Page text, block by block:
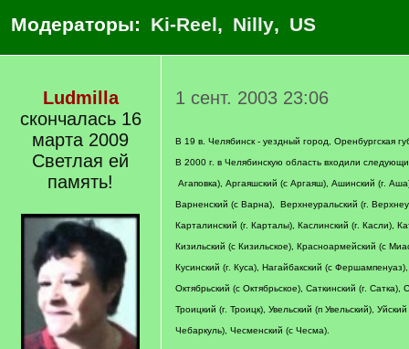
Модераторы: Ki-Reel, Nilly, US
Ludmilla
скончалась 16
марта 2009
Светлая ей
память!
1 сент. 2003 23:06
В 19 в. Челябинск - уездный город, Оренбургская
В 2000 г. в Челябинскую область входили
Агаповка), Аргаяшский (с Аргаяш), Ашинский (г.
Варненский (с Варна), Верхнеуральский (г.
Карталинский (г. Карталы), Каслинский (г. Касли),
Кизильский (с Кизильское), Красноармейский (с
Кусинский (г. Куса), Нагайбакский (с
Октябрьский (с Октябрьское), Саткинский (г.
Троицкий (г. Троицк), Увельский (п Увельский),
Чебаркуль), Чесменский (с Чесма).